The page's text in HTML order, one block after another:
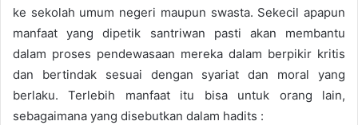
ke sekolah umum negeri maupun swasta. Sekecil apapun
manfaat yang dipetik santriwan pasti akan membantu
dalam proses pendewasaan mereka dalam berpikir kritis
dan bertindak sesuai dengan syariat dan moral yang
berlaku. Terlebih manfaat itu bisa untuk orang lain,
sebagaimana yang disebutkan dalam hadits :